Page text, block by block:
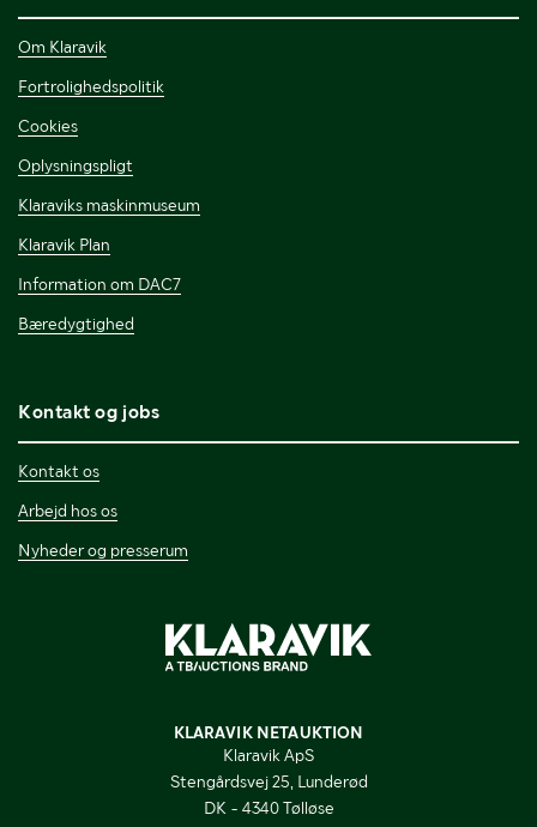
Om Klaravik
Fortrolighedspolitik
Cookies
Oplysningspligt
Klaraviks maskinmuseum
Klaravik Plan
Information om DAC7
Bæredygtighed
Kontakt og jobs
Kontakt os
Arbejd hos os
Nyheder og presserum
KLARAVIK NETAUKTION
Klaravik ApS
Stengårdsvej 25, Lunderød
DK - 4340 Tølløse